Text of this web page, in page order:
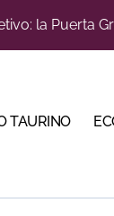
en
abren la
marcan
TAURINO